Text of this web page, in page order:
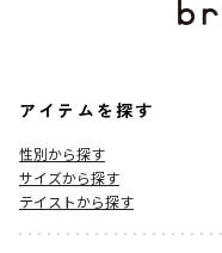
アイテムを探す
性別から探す
サイズから探す
テイストから探す